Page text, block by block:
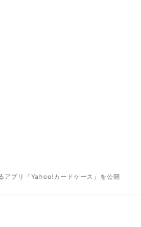
アプリ「Yahoo!カードケース」を公開